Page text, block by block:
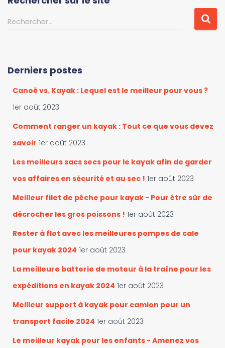
o
r
e
R
e
r
Rechercher…
Derniers postes
Canoë vs. Kayak : Lequel est le meilleur pour vous ?
1er août 2023
Comment ranger un kayak : Tout ce que vous devez
savoir 1er août 2023
Les meilleurs sacs secs pour le kayak afin de garder
vos affaires en sécurité et au sec ! 1er août 2023
Meilleur filet de pêche pour kayak - Pour être sûr de
décrocher les gros poissons ! 1er août 2023
Rester à flot avec les meilleures pompes de cale
pour kayak 2024 1er août 2023
La meilleure batterie de moteur à la traîne pour les
expéditions en kayak 2024 1er août 2023
Meilleur support à kayak pour camion pour un
transport facile 2024 1er août 2023
Le meilleur kayak pour les enfants - Amenez vos